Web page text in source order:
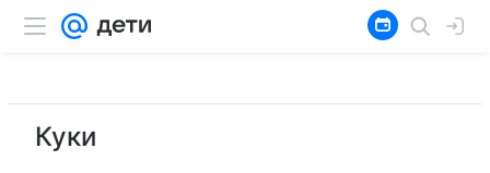
Куки